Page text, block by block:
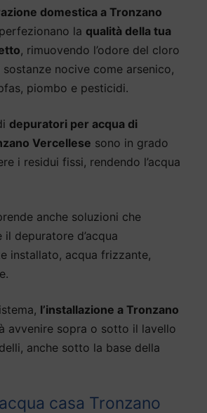
domestica a Tronzano
la qualità della tua
, rimuovendo l’odore del cloro
nocive come arsenico,
piombo e pesticidi.
depuratori per acqua di
Vercellese sono in grado
i residui fissi, rendendo l’acqua
anche soluzioni che
depuratore d’acqua
installato, acqua frizzante,
l’installazione a Tronzano
avvenire sopra o sotto il lavello
anche sotto la base della
casa Tronzano